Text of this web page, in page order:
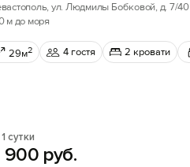
ул. Людмилы Бобковой, д. 7/40
м до моря
29м2 4 гостя 2 кровати
сутки
900 руб.